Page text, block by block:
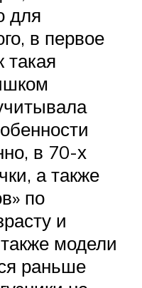
для
в первое
такая
в 70-х
а также
по
и
модели
раньше